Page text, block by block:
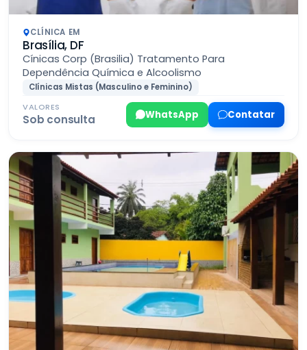
CLÍNICA EM
Brasília, DF
Cínicas Corp (Brasilia) Tratamento Para
Dependência Química e Alcoolismo
Clínicas Mistas (Masculino e Feminino)
VALORES
Sob consulta WhatsApp Contatar